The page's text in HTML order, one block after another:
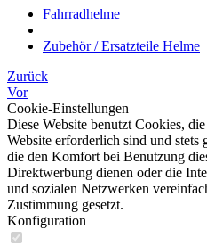
Fahrradhelme
Zubehör / Ersatzteile Helme
Zurück
Vor
Cookie-Einstellungen
Diese Website benutzt Cookies,
Website erforderlich sind und stets
die den Komfort bei Benutzung
Direktwerbung dienen oder die
und sozialen Netzwerken
Zustimmung gesetzt.
Konfiguration